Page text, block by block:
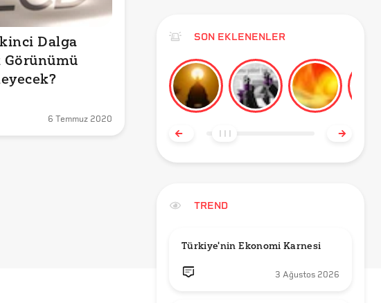
Dalga
6 Temmuz 2020
SON EKLENENLER
TREND
Türkiye'nin Ekonomi Karnesi
3 Ağustos 2026